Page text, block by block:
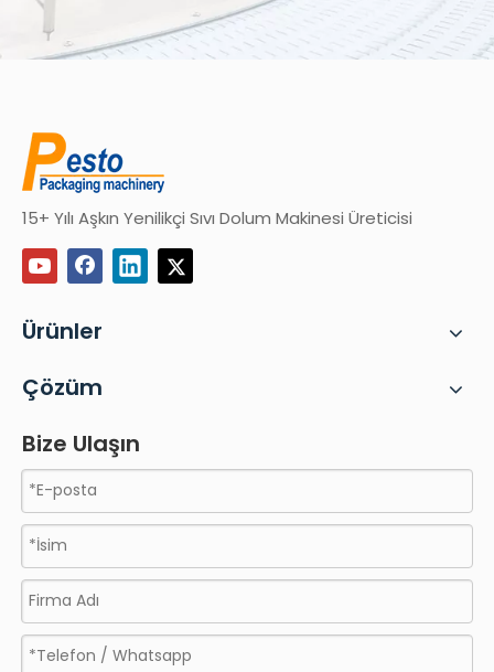
15+ Yılı Aşkın Yenilikçi Sıvı Dolum Makinesi Üreticisi
Ürünler
Çözüm
Bize Ulaşın